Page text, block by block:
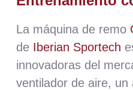
La máquina de remo
de Iberian Sportech
innovadoras del
ventilador de aire, un